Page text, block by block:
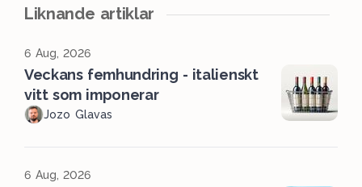
Liknande artiklar
6 Aug, 2026
Veckans femhundring - italienskt
vitt som imponerar
Jozo Glavas
6 Aug, 2026